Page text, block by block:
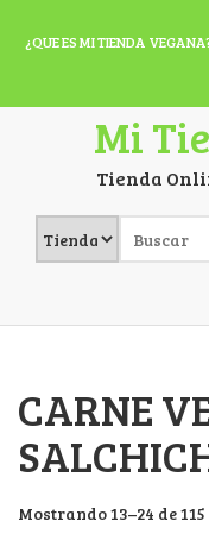
¿QUE ES MI TIENDA
Mi
Tienda
CARNE
Mostrando 13–24 de